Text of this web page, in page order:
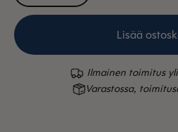
Lisää
Ilmainen toimitus
Varastossa,